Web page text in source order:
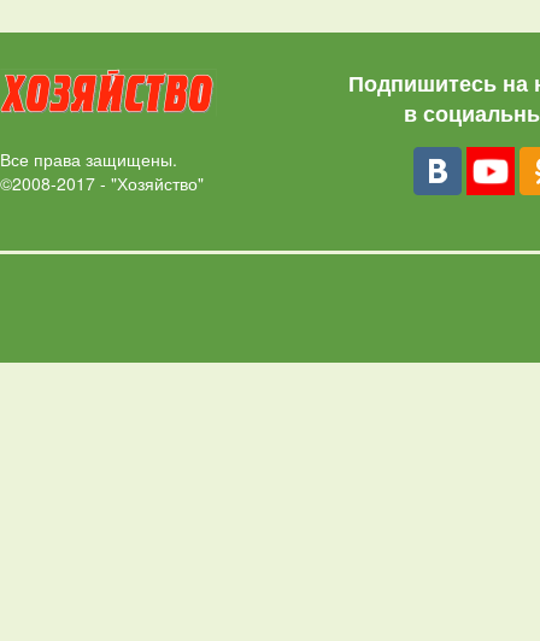
Все права защищены.
©2008-2017 - "Хозяйство"
Подпишитесь на
в